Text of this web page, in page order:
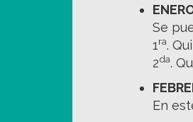
Se
1ra.
2da.
En